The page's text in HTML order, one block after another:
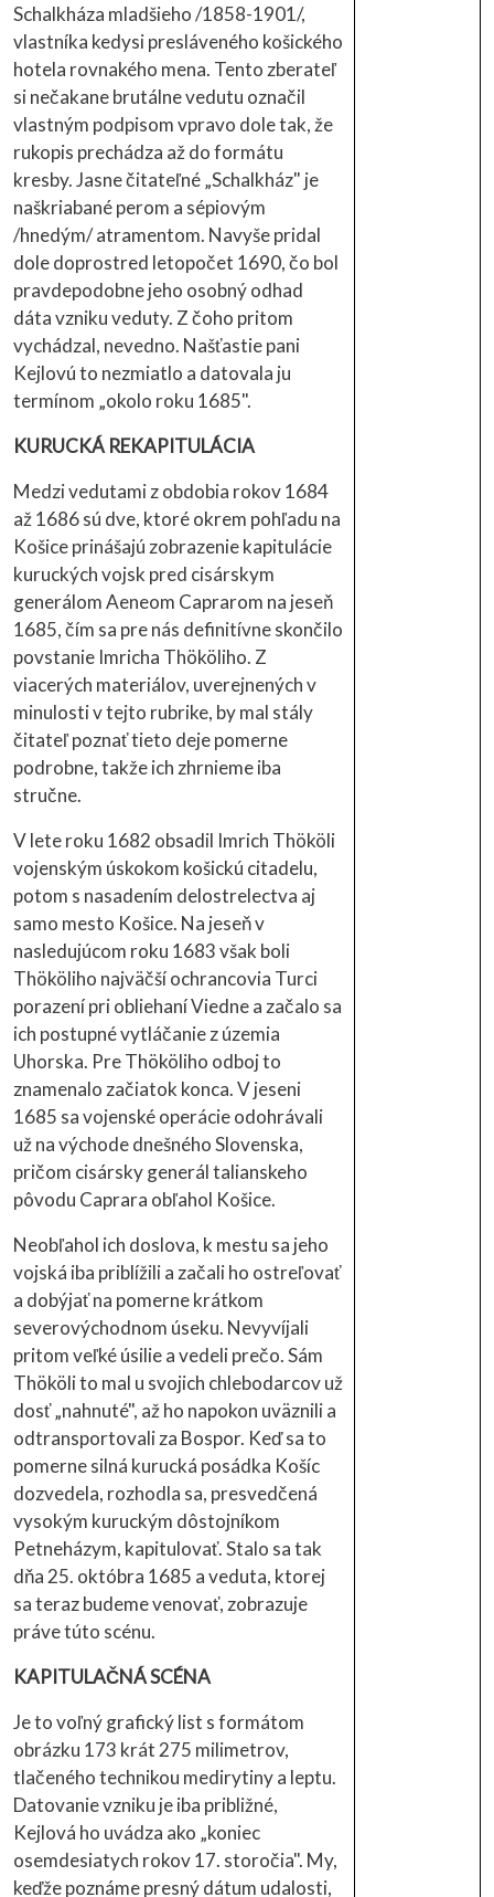
Schalkháza mladšieho /1858-1901/,
vlastníka kedysi presláveného košického
hotela rovnakého mena. Tento zberateľ
si nečakane brutálne vedutu označil
vlastným podpisom vpravo dole tak, že
rukopis prechádza až do formátu
kresby. Jasne čitateľné „Schalkház" je
naškriabané perom a sépiovým
/hnedým/ atramentom. Navyše pridal
dole doprostred letopočet 1690, čo bol
pravdepodobne jeho osobný odhad
dáta vzniku veduty. Z čoho pritom
vychádzal, nevedno. Našťastie pani
Kejlovú to nezmiatlo a datovala ju
termínom „okolo roku 1685".
KURUCKÁ REKAPITULÁCIA
Medzi vedutami z obdobia rokov 1684
až 1686 sú dve, ktoré okrem pohľadu na
Košice prinášajú zobrazenie kapitulácie
kuruckých vojsk pred cisárskym
generálom Aeneom Caprarom na jeseň
1685, čím sa pre nás definitívne skončilo
povstanie Imricha Thököliho. Z
viacerých materiálov, uverejnených v
minulosti v tejto rubrike, by mal stály
čitateľ poznať tieto deje pomerne
podrobne, takže ich zhrnieme iba
stručne.
V lete roku 1682 obsadil Imrich Thököli
vojenským úskokom košickú citadelu,
potom s nasadením delostrelectva aj
samo mesto Košice. Na jeseň v
nasledujúcom roku 1683 však boli
Thököliho najväčší ochrancovia Turci
porazení pri obliehaní Viedne a začalo sa
ich postupné vytláčanie z územia
Uhorska. Pre Thököliho odboj to
znamenalo začiatok konca. V jeseni
1685 sa vojenské operácie odohrávali
už na východe dnešného Slovenska,
pričom cisársky generál talianskeho
pôvodu Caprara obľahol Košice.
Neobľahol ich doslova, k mestu sa jeho
vojská iba priblížili a začali ho ostreľovať
a dobýjať na pomerne krátkom
severovýchodnom úseku. Nevyvíjali
pritom veľké úsilie a vedeli prečo. Sám
Thököli to mal u svojich chlebodarcov už
dosť „nahnuté", až ho napokon uväznili a
odtransportovali za Bospor. Keď sa to
pomerne silná kurucká posádka Košíc
dozvedela, rozhodla sa, presvedčená
vysokým kuruckým dôstojníkom
Petneházym, kapitulovať. Stalo sa tak
dňa 25. októbra 1685 a veduta, ktorej
sa teraz budeme venovať, zobrazuje
práve túto scénu.
KAPITULAČNÁ SCÉNA
Je to voľný grafický list s formátom
obrázku 173 krát 275 milimetrov,
tlačeného technikou medirytiny a leptu.
Datovanie vzniku je iba približné,
Kejlová ho uvádza ako „koniec
osemdesiatych rokov 17. storočia". My,
keďže poznáme presný dátum udalosti,